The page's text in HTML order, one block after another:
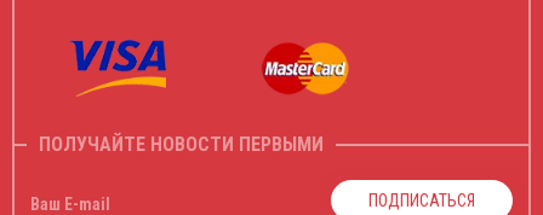
ПОЛУЧАЙТЕ НОВОСТИ ПЕРВЫМИ
Ваш E-mail ПОДПИСАТЬСЯ